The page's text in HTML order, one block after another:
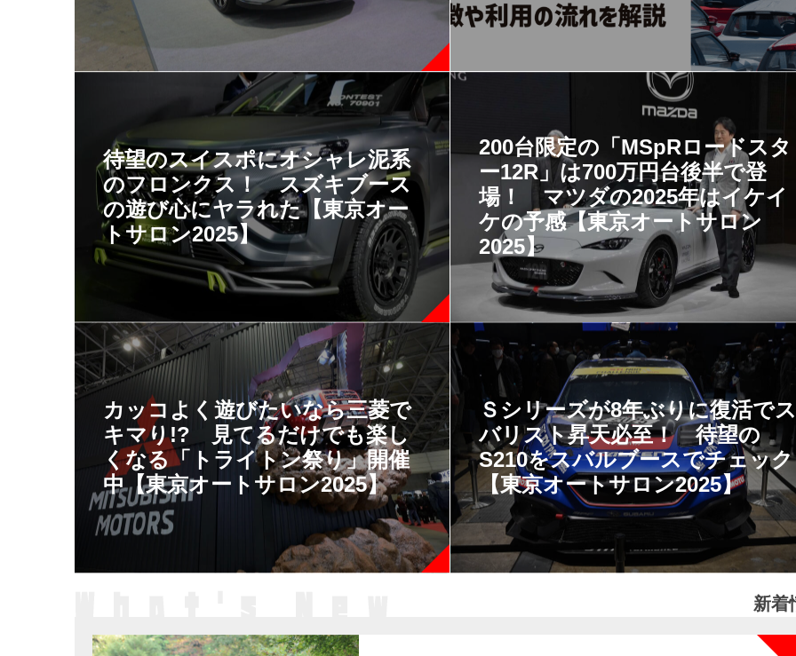
待望のスイスポにオシャレ泥系
のフロンクス！ スズキブース
の遊び心にヤラれた【東京オー
トサロン2025】
200台限定の「MSpRロードスタ
ー12R」は700万円台後半で登
場！ マツダの2025年はイケイ
ケの予感【東京オートサロン
2025】
カッコよく遊びたいなら三菱で
キマり!? 見てるだけでも楽し
くなる「トライトン祭り」開催
中【東京オートサロン2025】
Ｓシリーズが8年ぶりに復活でス
バリスト昇天必至！ 待望の
S210をスバルブースでチェック
【東京オートサロン2025】
新着